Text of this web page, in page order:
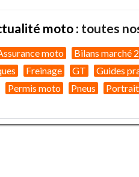
moto : toutes
moto Bilans marché
Freinage GT Guides
Permis moto Pneus